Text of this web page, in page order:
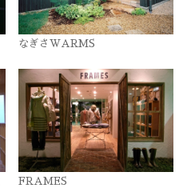
なぎさWARMS
FRAMES